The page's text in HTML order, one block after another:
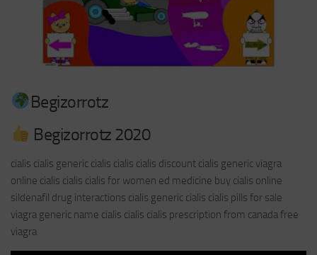
Begizorrotz
Begizorrotz 2020
cialis cialis generic cialis cialis cialis discount cialis generic viagra
online cialis cialis cialis for women ed medicine buy cialis online
sildenafil drug interactions cialis generic cialis cialis pills for sale
viagra generic name cialis cialis cialis prescription from canada free
viagra